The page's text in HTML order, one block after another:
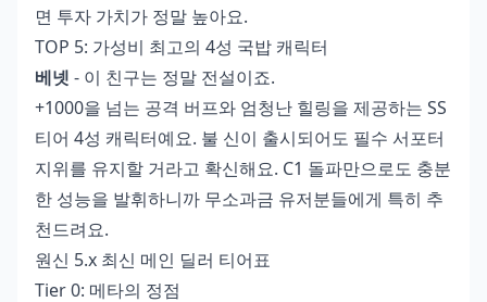
면 투자 가치가 정말 높아요.
TOP 5: 가성비 최고의 4성 국밥 캐릭터
베넷 - 이 친구는 정말 전설이죠.
+1000을 넘는 공격 버프와 엄청난 힐링을 제공하는 SS
티어 4성 캐릭터예요. 불 신이 출시되어도 필수 서포터
지위를 유지할 거라고 확신해요. C1 돌파만으로도 충분
한 성능을 발휘하니까 무소과금 유저분들에게 특히 추
천드려요.
원신 5.x 최신 메인 딜러 티어표
Tier 0: 메타의 정점